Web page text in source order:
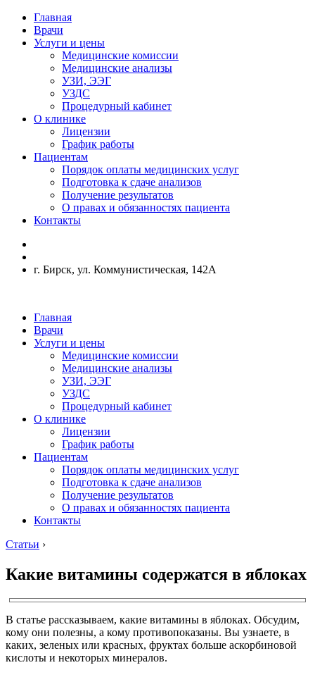
Главная
Врачи
Услуги и цены
Медицинские комиссии
Медицинские анализы
УЗИ, ЭЭГ
УЗДС
Процедурный кабинет
О клинике
Лицензии
График работы
Пациентам
Порядок оплаты медицинских услуг
Подготовка к сдаче анализов
Получение результатов
О правах и обязанностях пациента
Контакты
г. Бирск, ул. Коммунистическая, 142А
Главная
Врачи
Услуги и цены
Медицинские комиссии
Медицинские анализы
УЗИ, ЭЭГ
УЗДС
Процедурный кабинет
О клинике
Лицензии
График работы
Пациентам
Порядок оплаты медицинских услуг
Подготовка к сдаче анализов
Получение результатов
О правах и обязанностях пациента
Контакты
Статьи ›
Какие витамины содержатся в яблоках
В статье рассказываем, какие витамины в яблоках. Обсудим,
кому они полезны, а кому противопоказаны. Вы узнаете, в
каких, зеленых или красных, фруктах больше аскорбиновой
кислоты и некоторых минералов.